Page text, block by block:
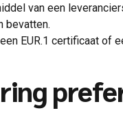
van een
bevatten.
EUR.1 certificaat of